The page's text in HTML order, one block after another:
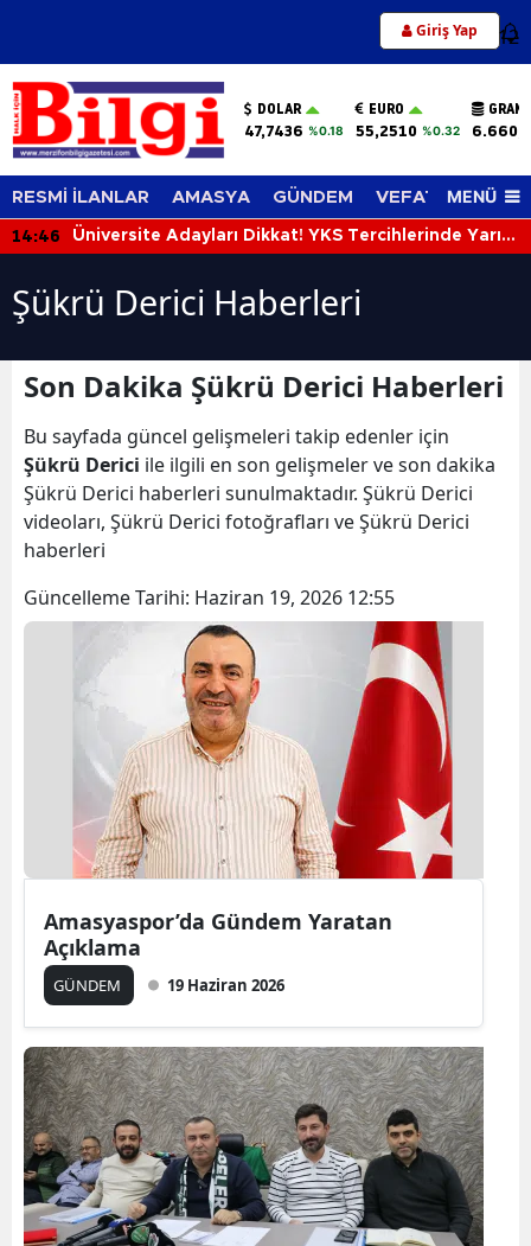
Giriş Yap 12
DOLAR
47,7436 %0.18
EURO
55,2510 %0.32
RESMİ İLANLAR AMASYA GÜNDEM VEFAT EDENLER
MENÜ
14:46
Üniversite Adayları Dikkat! YKS Tercihlerinde Yarın
Şükrü Derici Haberleri
Son Dakika Şükrü Derici Haberleri
Bu sayfada güncel gelişmeleri takip edenler için
Şükrü Derici ile ilgili en son gelişmeler ve son dakika
Şükrü Derici haberleri sunulmaktadır. Şükrü Derici
videoları, Şükrü Derici fotoğrafları ve Şükrü Derici
haberleri
Güncelleme Tarihi: Haziran 19, 2026 12:55
Amasyaspor’da Gündem Yaratan
Açıklama
GÜNDEM 19 Haziran 2026